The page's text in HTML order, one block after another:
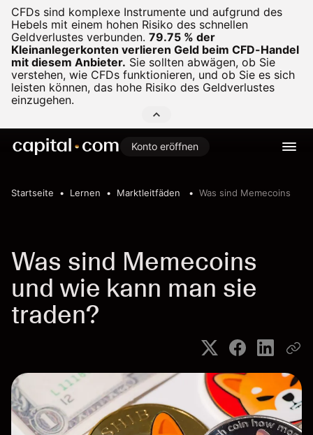
CFDs sind komplexe Instrumente und aufgrund des
Hebels mit einem hohen Risiko des schnellen
Geldverlustes verbunden. 79.75 % der
Kleinanlegerkonten verlieren Geld beim CFD-Handel
mit diesem Anbieter. Sie sollten abwägen, ob Sie
verstehen, wie CFDs funktionieren, und ob Sie es sich
leisten können, das hohe Risiko des Geldverlustes
einzugehen.
Konto eröffnen
Startseite Lernen Marktleitfäden Was sind Memecoins
Was sind Memecoins
und wie kann man sie
traden?